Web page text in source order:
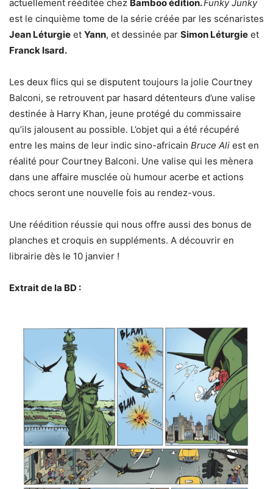
actuellement rééditée chez Bamboo édition.Funky Junky
est le cinquième tome de la série créée par les scénaristes
Jean Léturgie et Yann, et dessinée par Simon Léturgie et
Franck Isard.
Les deux flics qui se disputent toujours la jolie Courtney
Balconi, se retrouvent par hasard détenteurs d’une valise
destinée à Harry Khan, jeune protégé du commissaire
qu’ils jalousent au possible. L’objet qui a été récupéré
entre les mains de leur indic sino-africain Bruce Ali est en
réalité pour Courtney Balconi. Une valise qui les mènera
dans une affaire musclée où humour acerbe et actions
chocs seront une nouvelle fois au rendez-vous.
Une réédition réussie qui nous offre aussi des bonus de
planches et croquis en suppléments. A découvrir en
librairie dès le 10 janvier !
Extrait de la BD :